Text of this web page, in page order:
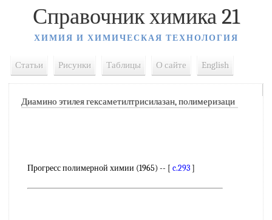
Справочник химика 21
ХИМИЯ И ХИМИЧЕСКАЯ ТЕХНОЛОГИЯ
Статьи Рисунки Таблицы О сайте English
Диамино этилея гексаметилтрисилазан, полимеризаци
Прогресс полимерной химии (1965) -- [ c.293]